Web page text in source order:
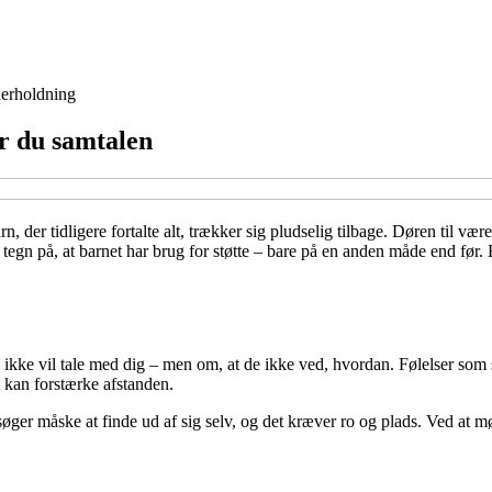
du samtalen
der tidligere fortalte alt, trækker sig pludselig tilbage. Døren til
på, at barnet har brug for støtte – bare på en anden måde end
vil tale med dig – men om, at de ikke ved, hvordan. Følelser
forstærke afstanden.
måske at finde ud af sig selv, og det kræver ro og plads. Ved at